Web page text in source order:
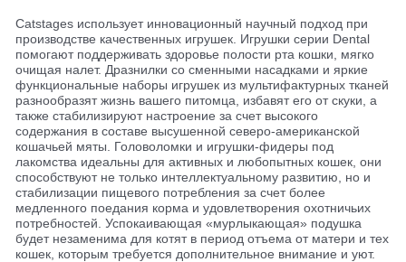
Catstages использует инновационный научный подход при
производстве качественных игрушек. Игрушки серии Dental
помогают поддерживать здоровье полости рта кошки, мягко
очищая налет. Дразнилки со сменными насадками и яркие
функциональные наборы игрушек из мультифактурных тканей
разнообразят жизнь вашего питомца, избавят его от скуки, а
также стабилизируют настроение за счет высокого
содержания в составе высушенной северо-американской
кошачьей мяты. Головоломки и игрушки-фидеры под
лакомства идеальны для активных и любопытных кошек, они
способствуют не только интеллектуальному развитию, но и
стабилизации пищевого потребления за счет более
медленного поедания корма и удовлетворения охотничьих
потребностей. Успокаивающая «мурлыкающая» подушка
будет незаменима для котят в период отъема от матери и тех
кошек, которым требуется дополнительное внимание и уют.